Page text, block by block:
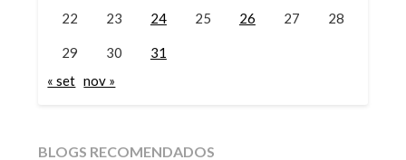
22 23 24 25 26 27 28
29 30
31
« set nov »
BLOGS RECOMENDADOS